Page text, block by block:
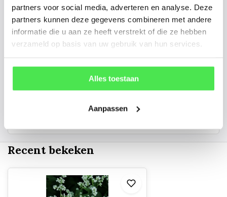
partners voor social media, adverteren en analyse. Deze
partners kunnen deze gegevens combineren met andere
informatie die u aan ze heeft verstrekt of die ze hebben
verzameld op basis van uw gebruik van hun services.
Alles toestaan
Aanpassen
boom er ongeveer eruit ziet? We
kunnen u een foto sturen.
06 45 601 508 (tijdelijk niet bereikbaar)
customers give us a
Recent bekeken